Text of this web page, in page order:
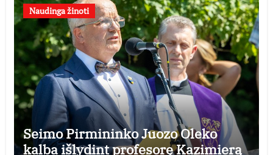
Naudinga žinoti
Seimo Pirmininko Juozo Oleko
kalba išlydint profesorę Kazimierą